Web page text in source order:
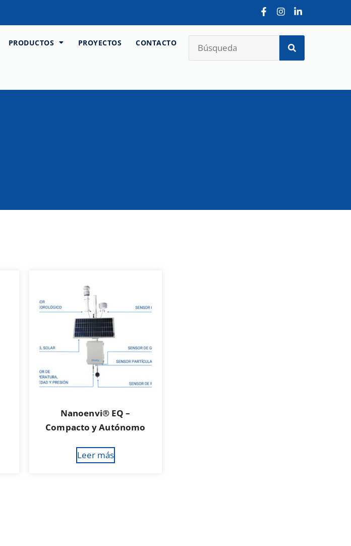
PRODUCTOS PROYECTOS CONTACTO
Nanoenvi® EQ –
Compacto y Autónomo
Leer más